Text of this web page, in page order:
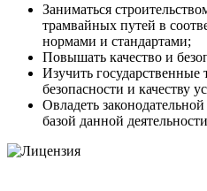
Заниматься
трамвайных путей в
нормами и стандартами;
Повышать качество и
Изучить
безопасности и качеству
Овладеть
базой данной